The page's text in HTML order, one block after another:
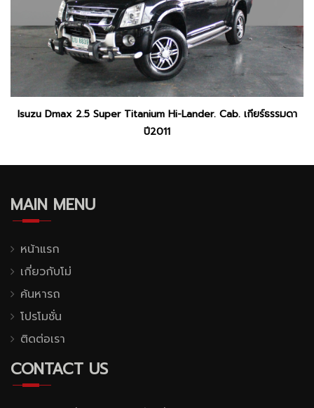
Isuzu Dmax 2.5 Super Titanium Hi-Lander. Cab. เกียร์ธรรมดา
ปี2011
MAIN MENU
หน้าแรก
เกี่ยวกับโม่
ค้นหารถ
โปรโมชั่น
ติดต่อเรา
CONTACT US